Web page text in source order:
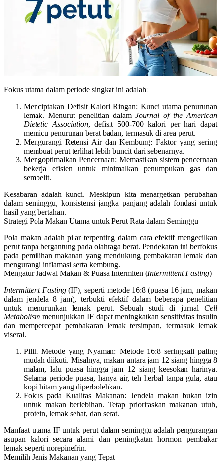
Fokus utama dalam periode singkat ini adalah:
Menciptakan Defisit Kalori Ringan: Kunci utama penurunan
lemak. Menurut penelitian dalamJournal of the American
Dietetic Association, defisit 500-700 kalori per hari dapat
memicu penurunan berat badan, termasuk di area perut.
Mengurangi Retensi Air dan Kembung: Faktor yang sering
membuat perut terlihat lebih buncit dari sebenarnya.
Mengoptimalkan Pencernaan: Memastikan sistem pencernaan
bekerja efisien untuk minimalkan penumpukan gas dan
sembelit.
Kesabaran adalah kunci. Meskipun kita menargetkan perubahan
dalam seminggu, konsistensi jangka panjang adalah fondasi untuk
hasil yang bertahan.
Strategi Pola Makan Utama untuk Perut Rata dalam Seminggu
Pola makan adalah pilar terpenting dalam cara efektif mengecilkan
perut tanpa bergantung pada olahraga berat. Pendekatan ini berfokus
pada pemilihan makanan yang mendukung pembakaran lemak dan
mengurangi inflamasi serta kembung.
Mengatur Jadwal Makan & Puasa Intermiten (Intermittent Fasting)
Intermittent Fasting(IF), seperti metode 16:8 (puasa 16 jam, makan
dalam jendela 8 jam), terbukti efektif dalam beberapa penelitian
untuk menurunkan lemak perut. Sebuah studi di jurnal Cell
Metabolism menunjukkan IF dapat meningkatkan sensitivitas insulin
dan mempercepat pembakaran lemak tersimpan, termasuk lemak
viseral.
Pilih Metode yang Nyaman: Metode 16:8 seringkali paling
mudah diikuti. Misalnya, makan antara jam 12 siang hingga 8
malam, lalu puasa hingga jam 12 siang keesokan harinya.
Selama periode puasa, hanya air, teh herbal tanpa gula, atau
kopi hitam yang diperbolehkan.
Fokus pada Kualitas Makanan: Jendela makan bukan izin
untuk makan berlebihan. Tetap prioritaskan makanan utuh,
protein, lemak sehat, dan serat.
Manfaat utama IF untuk perut dalam seminggu adalah pengurangan
asupan kalori secara alami dan peningkatan hormon pembakar
lemak seperti norepinefrin.
Memilih Jenis Makanan yang Tepat